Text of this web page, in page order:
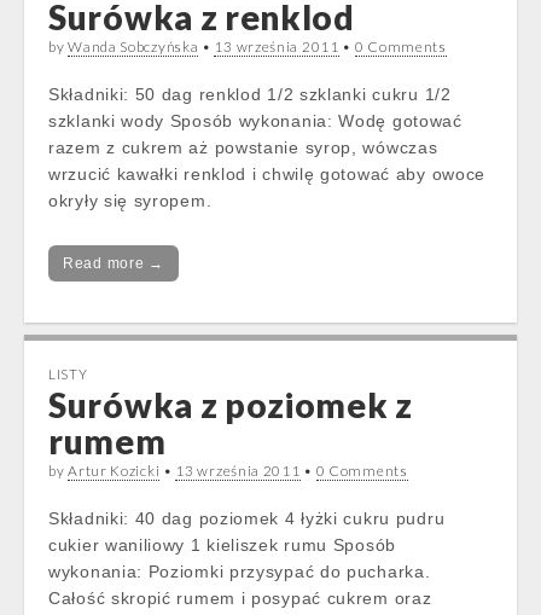
Surówka z renklod
byWanda Sobczyńska • 13 września 2011 • 0 Comments
Składniki: 50 dag renklod 1/2 szklanki cukru 1/2
szklanki wody Sposób wykonania: Wodę gotować
razem z cukrem aż powstanie syrop, wówczas
wrzucić kawałki renklod i chwilę gotować aby owoce
okryły się syropem.
Read more →
LISTY
Surówka z poziomek z
rumem
byArtur Kozicki • 13 września 2011 • 0 Comments
Składniki: 40 dag poziomek 4 łyżki cukru pudru
cukier waniliowy 1 kieliszek rumu Sposób
wykonania: Poziomki przysypać do pucharka.
Całość skropić rumem i posypać cukrem oraz